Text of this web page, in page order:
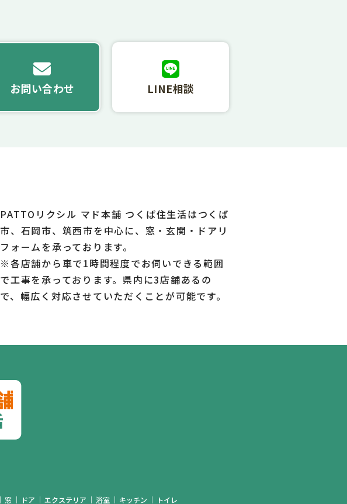
お問い合わせ LINE相談
PATTOリクシル マド本舗 つくば住生活はつくば
市、石岡市、筑西市を中心に、窓・玄関・ドアリ
フォームを承っております。
※各店舗から車で1時間程度でお伺いできる範囲
で工事を承っております。県内に3店舗あるの
で、幅広く対応させていただくことが可能です。
窓 ドア エクステリア 浴室 キッチン トイレ